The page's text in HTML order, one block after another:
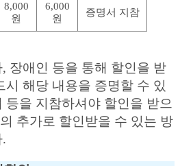
8,000
원
6,000
원
증명서 지참
장애인 등을 통해 할인을 받
시 해당 내용을 증명할 수 있
등을 지참하셔야 할인을 받으
추가로 할인받을 수 있는 방